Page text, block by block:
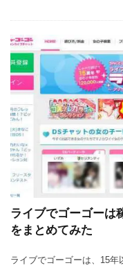
ライブでゴーゴーは
をまとめてみた
ライブでゴーゴーは、15